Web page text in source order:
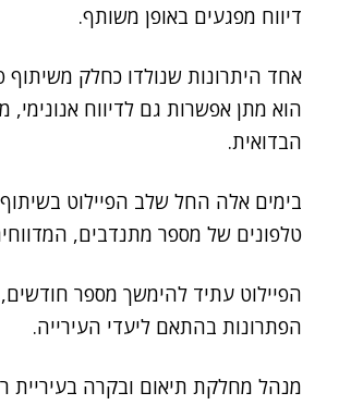
דיווח מפגעים באופן משותף.
אחד היתרונות שנולדו כחלק משיתוף
הוא מתן אפשרות גם לדיווח
הבדואית.
טלפונים של מספר מתנדבים,
הפיילוט עתיד להימשך מספר חודשים,
הפתרונות בהתאם ליעדי העירייה.
מנהל מחלקת תיאום ובקרה בעיריית